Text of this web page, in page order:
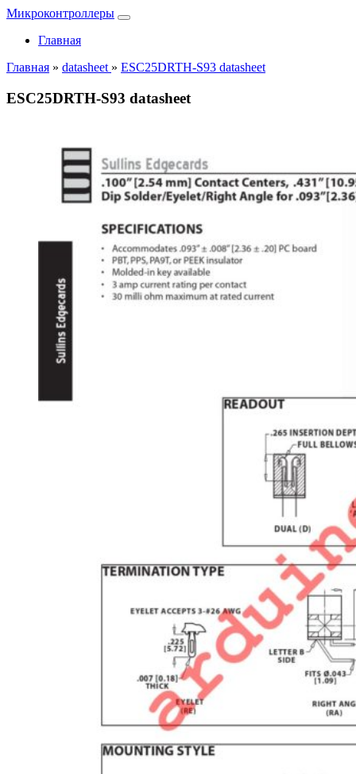
Микроконтроллеры
Главная
Главная » datasheet » ESC25DRTH-S93 datasheet
ESC25DRTH-S93 datasheet